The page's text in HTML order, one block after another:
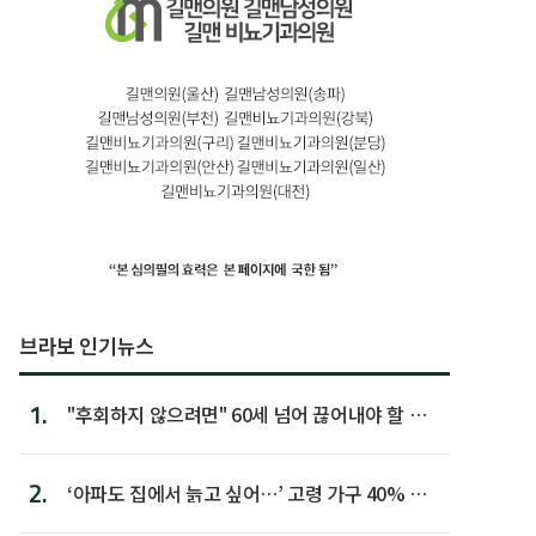
브라보 인기뉴스
1.
"후회하지 않으려면" 60세 넘어 끊어내야 할 사
2.
‘아파도 집에서 늙고 싶어…’ 고령 가구 40% 노